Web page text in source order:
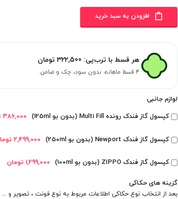
افزودن به سبد خرید
هر قسط با ترب‌پی: 322,500 تومان
۴ قسط ماهانه. بدون سود، چک و ضامن.
لوازم جانبی
کپسول گاز فندک رونده Multi Fill (بدون بو 125ml)
386,000 تومان
کپسول گاز فندک Newport (بدون بو 250ml) 2,499,000 تومان
کپسول گاز فندک ZIPPO (بدون بو 100ml) 1,299,000 تومان
گزینه های حکاکی
بعد از انتخاب نوع حکاکی اطلاعات مربوط به نوع فونت ، تصویر و ...